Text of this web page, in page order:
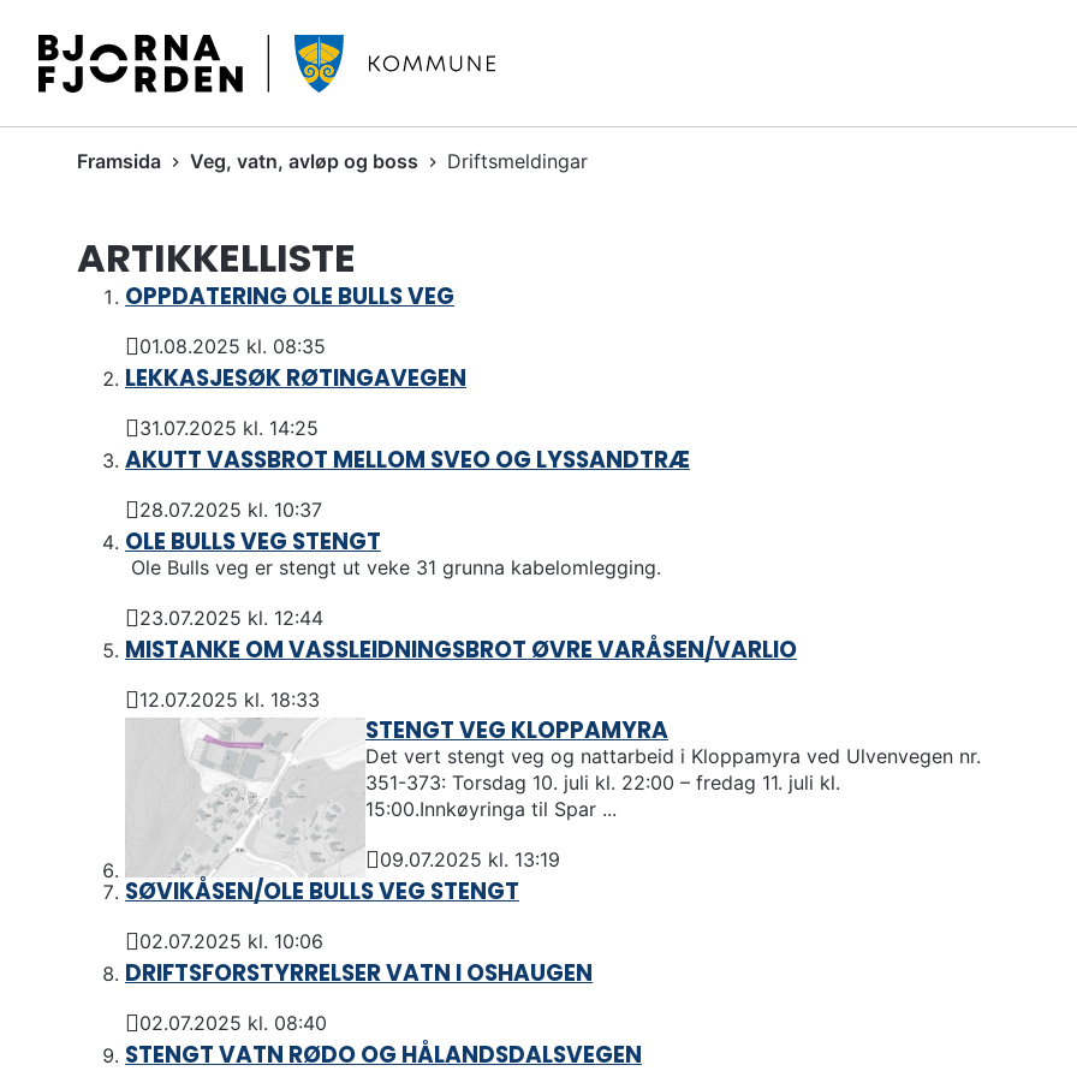
B
D
Framsida Veg, vatn, avløp og boss Driftsmeldingar
ARTIKKELLISTE
OPPDATERING OLE BULLS VEG
Publisert
01.08.2025 kl. 08:35
LEKKASJESØK RØTINGAVEGEN
Publisert
31.07.2025 kl. 14:25
AKUTT VASSBROT MELLOM SVEO OG LYSSANDTRÆ
Publisert
28.07.2025 kl. 10:37
OLE BULLS VEG STENGT
Ole Bulls veg er stengt ut veke 31 grunna kabelomlegging.
Publisert
23.07.2025 kl. 12:44
MISTANKE OM VASSLEIDNINGSBROT ØVRE VARÅSEN/VARLIO
Publisert
12.07.2025 kl. 18:33
STENGT VEG KLOPPAMYRA
Det vert stengt veg og nattarbeid i Kloppamyra ved Ulvenvegen nr.
351-373: Torsdag 10. juli kl. 22:00 – fredag 11. juli kl.
15:00.Innkøyringa til Spar ...
Publisert
09.07.2025 kl. 13:19
SØVIKÅSEN/OLE BULLS VEG STENGT
Publisert
02.07.2025 kl. 10:06
DRIFTSFORSTYRRELSER VATN I OSHAUGEN
Publisert
02.07.2025 kl. 08:40
STENGT VATN RØDO OG HÅLANDSDALSVEGEN